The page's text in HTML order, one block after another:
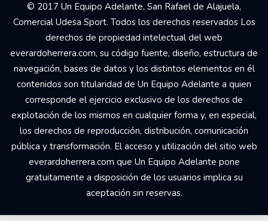
© 2017 Un Equipo Adelante, San Rafael de Alajuela,
Comercial Udesa Sport. Todos los derechos reservados Los
derechos de propiedad intelectual del web
everardoherrera.com, su código fuente, diseño, estructura de
navegación, bases de datos y los distintos elementos en él
contenidos son titularidad de Un Equipo Adelante a quien
corresponde el ejercicio exclusivo de los derechos de
explotación de los mismos en cualquier forma y, en especial,
los derechos de reproducción, distribución, comunicación
pública y transformación. El acceso y utilización del sitio web
everardoherrera.com que Un Equipo Adelante pone
gratuitamente a disposición de los usuarios implica su
aceptación sin reservas.